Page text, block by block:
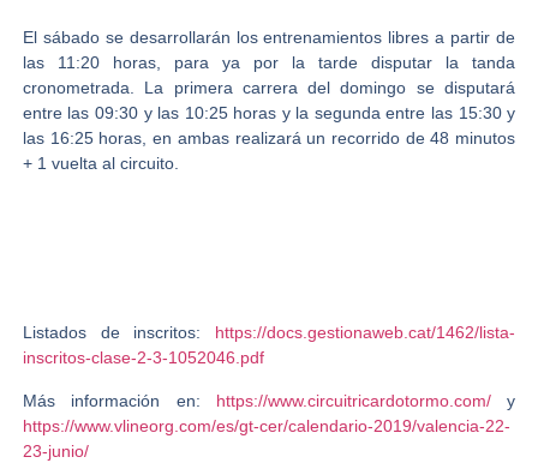
El sábado se desarrollarán los entrenamientos libres a partir de
las 11:20 horas, para ya por la tarde disputar la tanda
cronometrada. La primera carrera del domingo se disputará
entre las 09:30 y las 10:25 horas y la segunda entre las 15:30 y
las 16:25 horas, en ambas realizará un recorrido de 48 minutos
+ 1 vuelta al circuito.
Listados de inscritos: https://docs.gestionaweb.cat/1462/lista-
inscritos-clase-2-3-1052046.pdf
Más información en: https://www.circuitricardotormo.com/y
https://www.vlineorg.com/es/gt-cer/calendario-2019/valencia-22-
23-junio/